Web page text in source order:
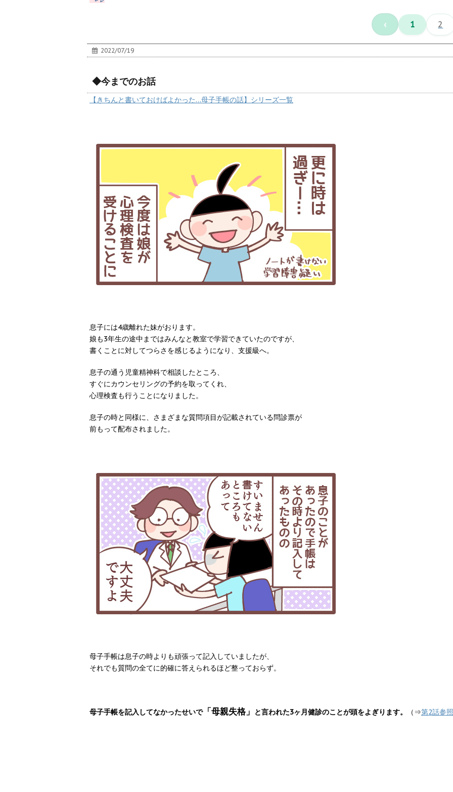
‹ 1 2
2022/07/19
◆今までのお話
【きちんと書いておけばよかった…母子手帳の話】シリーズ一覧
息子には4歳離れた妹がおります。
娘も3年生の途中まではみんなと教室で学習できていたのですが、
書くことに対してつらさを感じるようになり、支援級へ。
息子の通う児童精神科で相談したところ、
すぐにカウンセリングの予約を取ってくれ、
心理検査も行うことになりました。
息子の時と同様に、さまざまな質問項目が記載されている問診票が
前もって配布されました。
母子手帳は息子の時よりも頑張って記入していましたが、
それでも質問の全てに的確に答えられるほど整っておらず。
母子手帳を記入してなかったせいで「母親失格」 と言われた3ヶ月健診のことが頭をよぎります。 （⇒第2話参照